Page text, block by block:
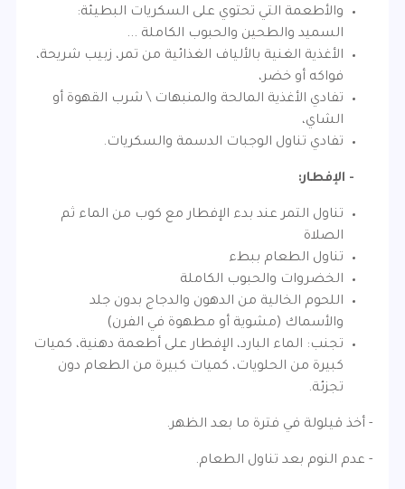
والأطعمة التي تحتوي على السكريات البطيئة:
السميد والطحين والحبوب الكاملة ...
الأغذية الغنية بالألياف الغذائية من تمر، زبيب شريحة،
فواكه أو خضر،
تفادي الأغذية المالحة والمنبهات \ شرب القهوة أو
الشاي،
تفادي تناول الوجبات الدسمة والسكريات.
- الإفطار:
تناول التمر عند بدء الإفطار مع كوب من الماء ثم
الصلاة
تناول الطعام ببطء
الخضروات والحبوب الكاملة
اللحوم الخالية من الدهون والدجاج بدون جلد
والأسماك (مشوية أو مطهوة في الفرن)
تجنب: الماء البارد، الإفطار على أطعمة دهنية، كميات
كبيرة من الحلويات، كميات كبيرة من الطعام دون
تجزئة.
- أخذ قيلولة في فترة ما بعد الظهر.
- عدم النوم بعد تناول الطعام.